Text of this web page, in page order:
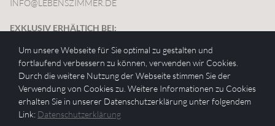
INFO@LEBENSZIMMER.DE
EXKLUSIV ERHÄLTICH BEI:
Um unsere Webseite für Sie optimal zu gestalten und
fortlaufend verbessern zu können, verwenden wir Cookies.
Durch die weitere Nutzung der Webseite stimmen Sie der
Verwendung von Cookies zu. Weitere Informationen zu Cookies
erhalten Sie in unserer Datenschutzerklärung unter folgendem
Link: Datenschutzerklärung